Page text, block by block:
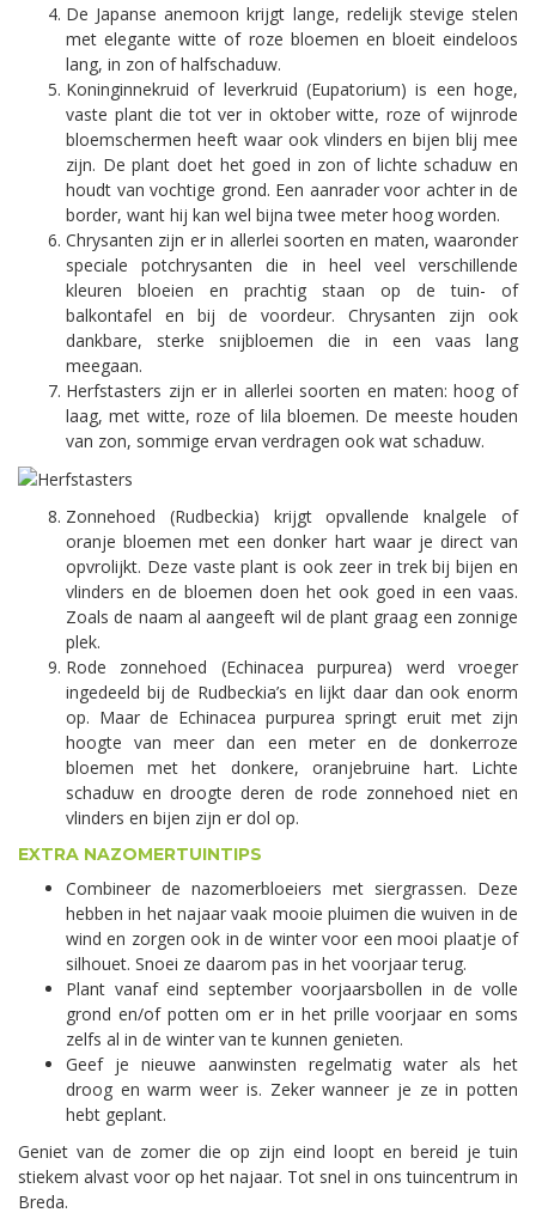
De Japanse anemoon krijgt lange, redelijk stevige stelen
met elegante witte of roze bloemen en bloeit eindeloos
lang, in zon of halfschaduw.
Koninginnekruid of leverkruid (Eupatorium) is een hoge,
vaste plant die tot ver in oktober witte, roze of wijnrode
bloemschermen heeft waar ook vlinders en bijen blij mee
zijn. De plant doet het goed in zon of lichte schaduw en
houdt van vochtige grond. Een aanrader voor achter in de
border, want hij kan wel bijna twee meter hoog worden.
Chrysanten zijn er in allerlei soorten en maten, waaronder
speciale potchrysanten die in heel veel verschillende
kleuren bloeien en prachtig staan op de tuin- of
balkontafel en bij de voordeur. Chrysanten zijn ook
dankbare, sterke snijbloemen die in een vaas lang
meegaan.
Herfstasters zijn er in allerlei soorten en maten: hoog of
laag, met witte, roze of lila bloemen. De meeste houden
van zon, sommige ervan verdragen ook wat schaduw.
Zonnehoed (Rudbeckia) krijgt opvallende knalgele of
oranje bloemen met een donker hart waar je direct van
opvrolijkt. Deze vaste plant is ook zeer in trek bij bijen en
vlinders en de bloemen doen het ook goed in een vaas.
Zoals de naam al aangeeft wil de plant graag een zonnige
plek.
Rode zonnehoed (Echinacea purpurea) werd vroeger
ingedeeld bij de Rudbeckia’s en lijkt daar dan ook enorm
op. Maar de Echinacea purpurea springt eruit met zijn
hoogte van meer dan een meter en de donkerroze
bloemen met het donkere, oranjebruine hart. Lichte
schaduw en droogte deren de rode zonnehoed niet en
vlinders en bijen zijn er dol op.
EXTRA NAZOMERTUINTIPS
Combineer de nazomerbloeiers met siergrassen. Deze
hebben in het najaar vaak mooie pluimen die wuiven in de
wind en zorgen ook in de winter voor een mooi plaatje of
silhouet. Snoei ze daarom pas in het voorjaar terug.
Plant vanaf eind september voorjaarsbollen in de volle
grond en/of potten om er in het prille voorjaar en soms
zelfs al in de winter van te kunnen genieten.
Geef je nieuwe aanwinsten regelmatig water als het
droog en warm weer is. Zeker wanneer je ze in potten
hebt geplant.
Geniet van de zomer die op zijn eind loopt en bereid je tuin
stiekem alvast voor op het najaar. Tot snel in ons tuincentrum in
Breda.